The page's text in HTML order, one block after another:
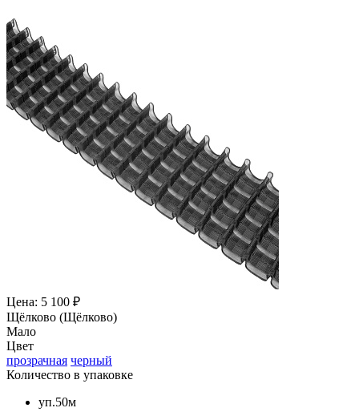
Цена: 5 100 ₽
Щёлково (Щёлково)
Мало
Цвет
прозрачная черный
Количество в упаковке
уп.50м